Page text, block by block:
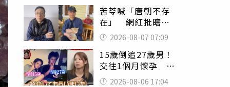
嚇壞女兒
苦苓喊「唐朝不存
在」 網紅批瞎編
歷史：李白、杜甫
用鮮卑文寫詩？
2026-08-07 07:09
15歲倒追27歲男！
交往1個月懷孕 36
歲當阿嬤故事曝光
2026-08-06 17:04